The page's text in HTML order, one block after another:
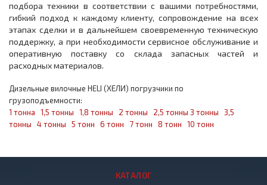
подбора техники в соответствии с вашими потребностями,
гибкий подход к каждому клиенту, сопровождение на всех
этапах сделки и в дальнейшем своевременную техническую
поддержку, а при необходимости сервисное обслуживание и
оперативную поставку со склада запасных частей и
расходных материалов.
Дизельные вилочные HELI (ХЕЛИ) погрузчики по
грузоподъемности:
1 тонна
1,5 тонны 1,8 тонны 2 тонны 2,5 тонны 3 тонны
3,5
тонны
4 тонны 5 тонн 6 тонн 7 тонн 8 тонн 10 тонн
КАТАЛОГ